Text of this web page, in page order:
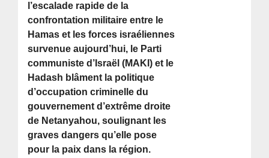
l’escalade rapide de la
confrontation militaire entre le
Hamas et les forces israéliennes
survenue aujourd’hui, le Parti
communiste d’Israël (MAKI) et le
Hadash blâment la politique
d’occupation criminelle du
gouvernement d’extrême droite
de Netanyahou, soulignant les
graves dangers qu’elle pose
pour la paix dans la région.